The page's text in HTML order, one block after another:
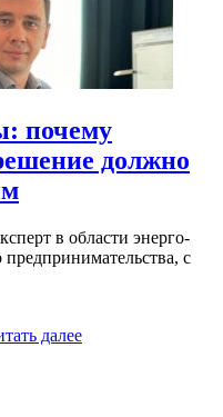
почему
должно
в области энерго-
с
далее